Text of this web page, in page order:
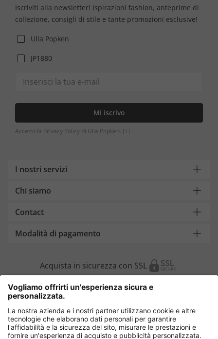
Iscriviti alla newsletter! Ispirazioni fashion, anteprime di
collezione, consigli di stile e tante promozioni esclusive!
Ulla Popken
JP1880
Mi iscrivo
Accetto la Privacy Policy di Ulla Popken. [+]
I nostri servizi
Chi siamo
Contact
Modalità di pagamento
Acquista in sicurezza con SSL
Cambia Paese
Italia